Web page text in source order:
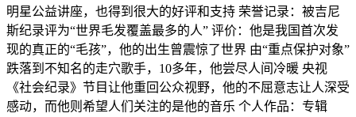
明星公益讲座，也得到很大的好评和支持 荣誉记录：被吉尼
斯纪录评为“世界毛发覆盖最多的人” 评价：他是我国首次发
现的真正的“毛孩”，他的出生曾震惊了世界 由“重点保护对象”
跌落到不知名的走穴歌手，10多年，他尝尽人间冷暖 央视
《社会纪录》节目让他重回公众视野，他的不屈意志让人深受
感动，而他则希望人们关注的是他的音乐 个人作品：专辑